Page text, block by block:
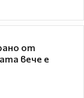
от
вече е